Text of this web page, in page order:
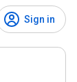
Sign in